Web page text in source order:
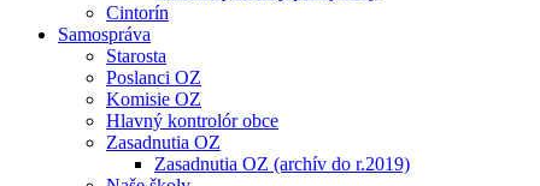
Cintorín
Samospráva
Starosta
Poslanci OZ
Komisie OZ
Hlavný kontrolór obce
Zasadnutia OZ
Zasadnutia OZ (archív do r.2019)